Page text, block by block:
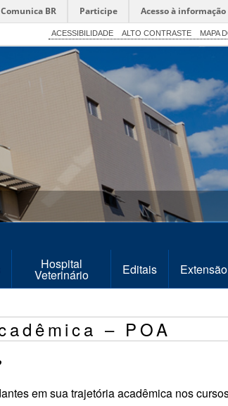
Comunica BR Participe Acesso à informação
ACESSIBILIDADE ALTO CONTRASTE MAPA
Hospital
Veterinário Editais Extensão
– POA
em sua trajetória acadêmica nos